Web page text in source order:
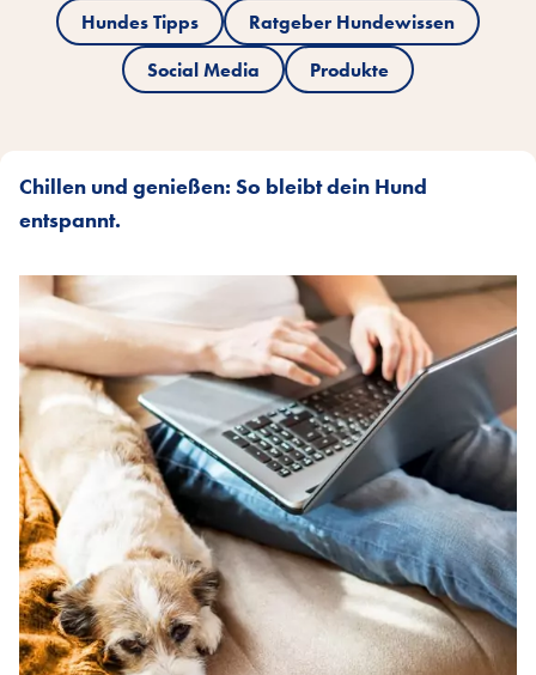
Hundes Tipps
Ratgeber Hundewissen
Social Media
Produkte
Chillen und genießen: So bleibt dein Hund
entspannt.